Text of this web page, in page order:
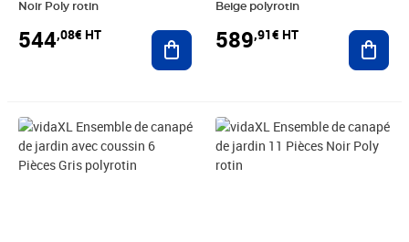
Noir Poly rotin
544,08€ HT Ajouter au panier
Beige polyrotin
589,91€ HT
Prix 336,58€ HT Prix 526,58€ HT